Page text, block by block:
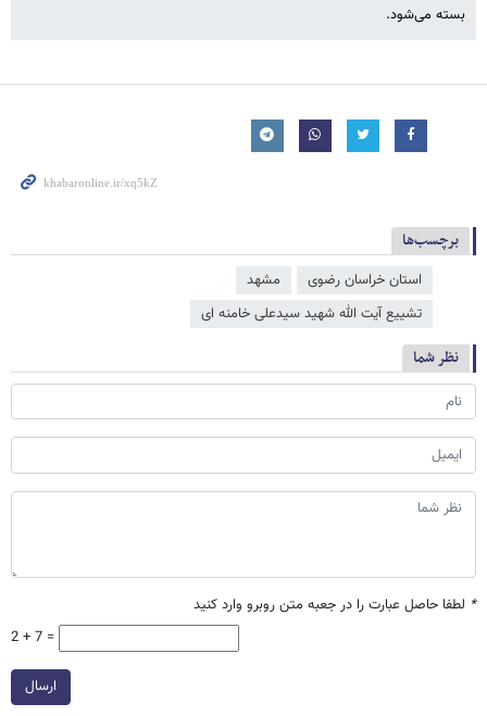
بسته می‌شود.
برچسب‌ها
استان خراسان رضوی
مشهد
تشییع آیت الله شهید سیدعلی خامنه ای
نظر شما
* لطفا حاصل عبارت را در جعبه متن روبرو وارد کنید
2 + 7 =
ارسال